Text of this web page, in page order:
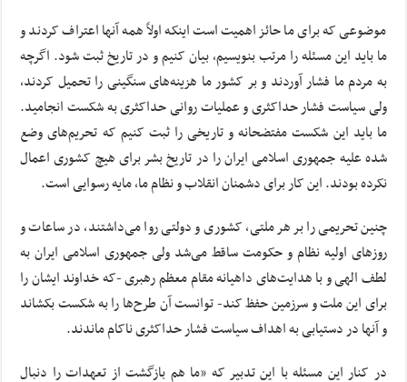
موضوعی که برای ما حائز اهمیت است اینکه اولاً همه آنها اعتراف کردند و
ما باید این مسئله را مرتب بنویسیم، بیان کنیم و در تاریخ ثبت شود. اگرچه
به مردم ما فشار آوردند و بر کشور ما هزینه‌های سنگینی را تحمیل کردند،
ولی سیاست فشار حداکثری و عملیات روانی حداکثری به شکست انجامید.
ما باید این شکست مفتضحانه و تاریخی را ثبت کنیم که تحریم‌های وضع
شده علیه جمهوری اسلامی ایران را در تاریخ بشر برای هیچ کشوری اعمال
نکرده بودند. این کار برای دشمنان انقلاب و نظام ما، مایه رسوایی است.
چنین تحریمی را بر هر ملتی، کشوری و دولتی روا می‌داشتند، در ساعات و
روزهای اولیه نظام و حکومت ساقط می‌شد ولی جمهوری اسلامی ایران به
لطف الهی و با هدایت‌های داهیانه مقام معظم رهبری -که خداوند ایشان را
برای این ملت و سرزمین حفظ کند- توانست آن طرح‌ها را به شکست بکشاند
و آنها در دستیابی به اهداف سیاست فشار حداکثری ناکام ماندند.
در کنار این مسئله با این تدبیر که «ما هم بازگشت از تعهدات را دنبال